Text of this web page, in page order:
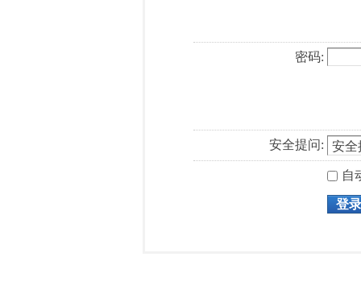
密码:
安全提问:
自
登录